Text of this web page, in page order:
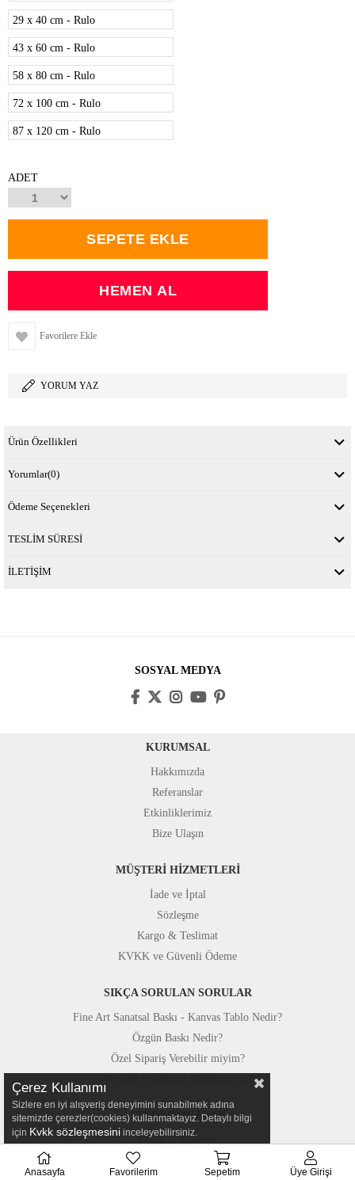
29 x 40 cm - Rulo
43 x 60 cm - Rulo
58 x 80 cm - Rulo
72 x 100 cm - Rulo
87 x 120 cm - Rulo
ADET
Favorilere Ekle
YORUM YAZ
Ürün Özellikleri
Yorumlar(0)
Ödeme Seçenekleri
TESLİM SÜRESİ
İLETİŞİM
SOSYAL MEDYA
KURUMSAL
Hakkımızda
Referanslar
Etkinliklerimiz
Bize Ulaşın
MÜŞTERİ HİZMETLERİ
İade ve İptal
Sözleşme
Kargo & Teslimat
KVKK ve Güvenli Ödeme
SIKÇA SORULAN SORULAR
Fine Art Sanatsal Baskı - Kanvas Tablo Nedir?
Özgün Baskı Nedir?
Özel Sipariş Verebilir miyim?
STÜDYOMUZDAN
Fotoğraf Kareleri
Basında Canvastar
Çerez Kullanımı
Sizlere en iyi alışveriş deneyimini sunabilmek adına
sitemizde çerezler(cookies) kullanmaktayız. Detaylı bilgi
için Kvkk sözleşmesini inceleyebilirsiniz.
Anasayfa Favorilerim Sepetim Üye Girişi